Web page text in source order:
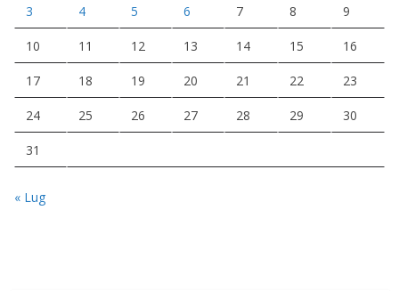
3 4 5 6 7 8 9
10 11 12 13 14 15 16
17 18 19 20 21 22 23
24 25 26 27 28 29 30
31
« Lug